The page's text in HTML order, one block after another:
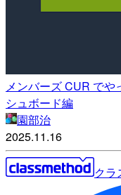
メンバーズ CUR でや
シュボード編
園部治
2025.11.16
クラ